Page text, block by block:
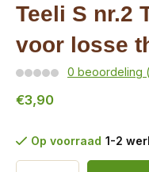
Teeli S nr.2
voor losse
0 beoordeling
€3,90
Op voorraad 1-2